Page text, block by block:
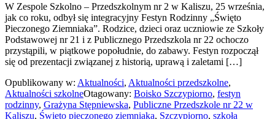
W Zespole Szkolno – Przedszkolnym nr 2 w Kaliszu, 25 września,
jak co roku, odbył się integracyjny Festyn Rodzinny „Święto
Pieczonego Ziemniaka”. Rodzice, dzieci oraz uczniowie ze Szkoły
Podstawowej nr 21 i z Publicznego Przedszkola nr 22 ochoczo
przystąpili, w piątkowe popołudnie, do zabawy. Festyn rozpoczął
się od prezentacji związanej z historią, uprawą i zaletami […]
Opublikowany w: Aktualności, Aktualności przedszkolne,
Aktualności szkolneOtagowany: Boisko Szczypiorno, festyn
rodzinny, Grażyna Stępniewska, Publiczne Przedszkole nr 22 w
Kaliszu, Święto pieczonego ziemniaka, Szczypiorno, szkoła